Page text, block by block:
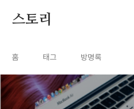
스토리
홈 태그 방명록